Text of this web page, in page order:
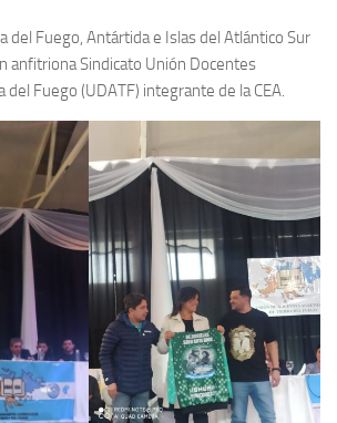
del Fuego, Antártida e Islas del Atlántico Sur
anfitriona Sindicato Unión Docentes
Fuego (UDATF) integrante de la CEA.